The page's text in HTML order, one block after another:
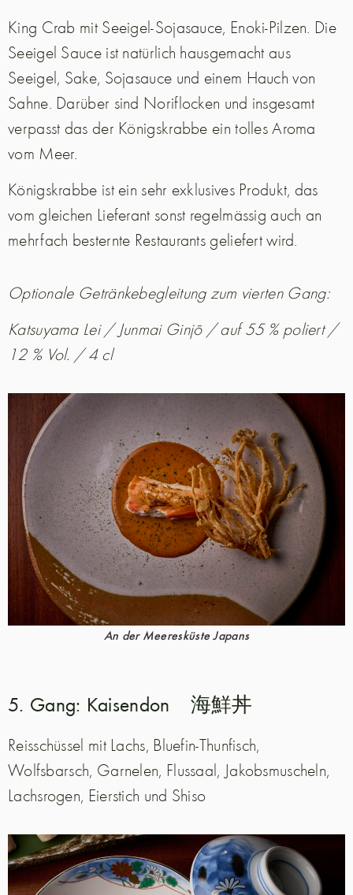
King Crab mit Seeigel-Sojasauce, Enoki-Pilzen. Die
Seeigel Sauce ist natürlich hausgemacht aus
Seeigel, Sake, Sojasauce und einem Hauch von
Sahne. Darüber sind Noriflocken und insgesamt
verpasst das der Königskrabbe ein tolles Aroma
vom Meer.
Königskrabbe ist ein sehr exklusives Produkt, das
vom gleichen Lieferant sonst regelmässig auch an
mehrfach besternte Restaurants geliefert wird.
Optionale Getränkebegleitung zum vierten Gang:
Katsuyama Lei / Junmai Ginjō / auf 55 % poliert /
12 % Vol. / 4 cl
An der Meeresküste Japans
5. Gang: Kaisendon 海鮮丼
Reisschüssel mit Lachs, Bluefin-Thunfisch,
Wolfsbarsch, Garnelen, Flussaal, Jakobsmuscheln,
Lachsrogen, Eierstich und Shiso